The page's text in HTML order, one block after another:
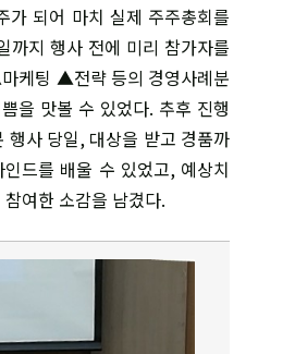
되어 마치 실제 주주총회를
까지 행사 전에 미리 참가자를
케팅 ▲전략 등의 경영사례분
을 맛볼 수 있었다. 추후 진행
행사 당일, 대상을 받고 경품까
드를 배울 수 있었고, 예상치
여한 소감을 남겼다.